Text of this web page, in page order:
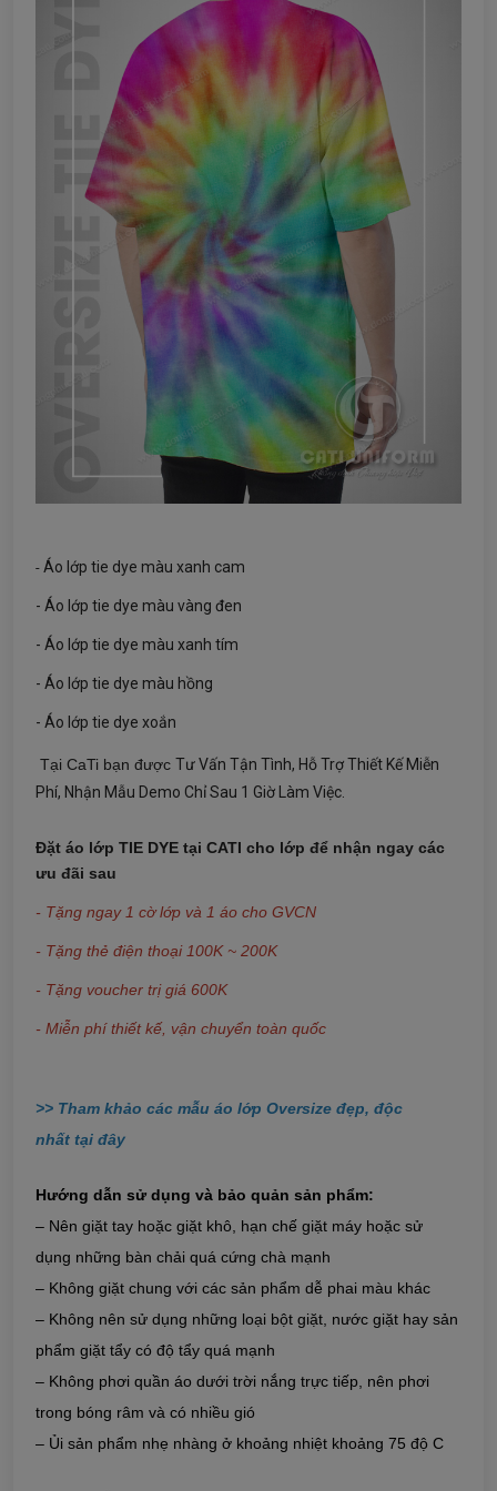
- Áo lớp tie dye màu xanh cam
- Áo lớp tie dye màu vàng đen
- Áo lớp tie dye màu xanh tím
- Áo lớp tie dye màu hồng
- Áo lớp tie dye xoắn
Tại CaTi bạn được Tư Vấn Tận Tình, Hỗ Trợ Thiết Kế Miễn
Phí, Nhận Mẫu Demo Chỉ Sau 1 Giờ Làm Việc.
Đặt áo lớp TIE DYE tại CATI cho lớp để nhận ngay các
ưu đãi sau
- Tặng ngay 1 cờ lớp và 1 áo cho GVCN
- Tặng thẻ điện thoại 100K ~ 200K
- Tặng voucher trị giá 600K
- Miễn phí thiết kế, vận chuyển toàn quốc
>> Tham khảo các mẫu áo lớp Oversize đẹp, độc
nhất tại đây
Hướng dẫn sử dụng và bảo quản sản phẩm:
– Nên giặt tay hoặc giặt khô, hạn chế giặt máy hoặc sử
dụng những bàn chải quá cứng chà mạnh
– Không giặt chung với các sản phẩm dễ phai màu khác
– Không nên sử dụng những loại bột giặt, nước giặt hay sản
phẩm giặt tẩy có độ tẩy quá mạnh
– Không phơi quần áo dưới trời nắng trực tiếp, nên phơi
trong bóng râm và có nhiều gió
– Ủi sản phẩm nhẹ nhàng ở khoảng nhiệt khoảng 75 độ C